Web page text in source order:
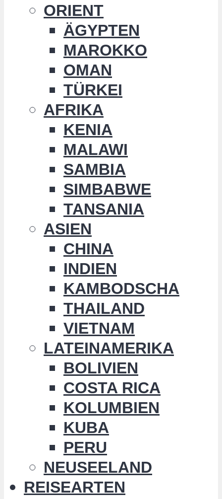
ORIENT
ÄGYPTEN
MAROKKO
OMAN
TÜRKEI
AFRIKA
KENIA
MALAWI
SAMBIA
SIMBABWE
TANSANIA
ASIEN
CHINA
INDIEN
KAMBODSCHA
THAILAND
VIETNAM
LATEINAMERIKA
BOLIVIEN
COSTA RICA
KOLUMBIEN
KUBA
PERU
NEUSEELAND
REISEARTEN